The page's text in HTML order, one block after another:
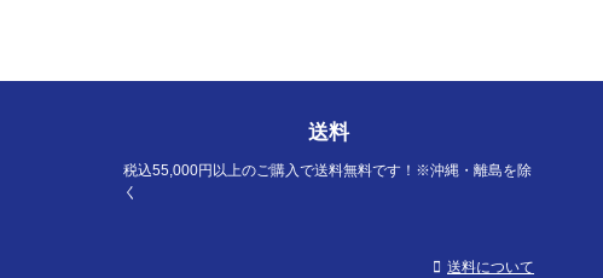
送料
税込55,000円以上のご購入で送料無料です！※沖縄・離島を除
く
送料について